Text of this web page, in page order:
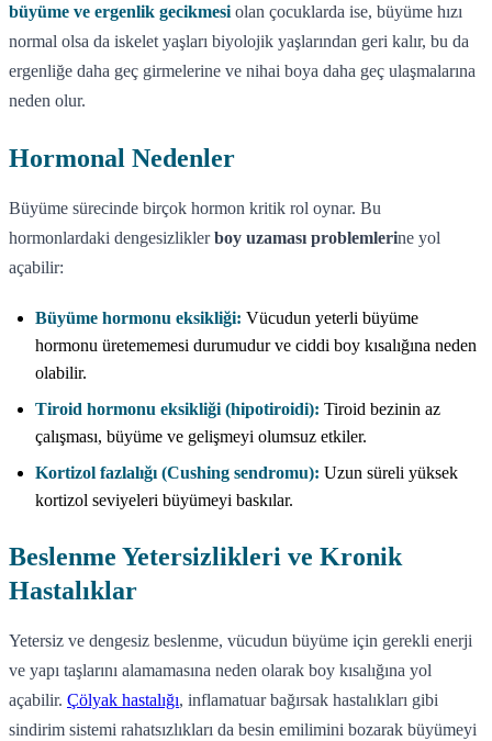
büyüme ve ergenlik gecikmesi olan çocuklarda ise, büyüme hızı
normal olsa da iskelet yaşları biyolojik yaşlarından geri kalır, bu da
ergenliğe daha geç girmelerine ve nihai boya daha geç ulaşmalarına
neden olur.
Hormonal Nedenler
Büyüme sürecinde birçok hormon kritik rol oynar. Bu
hormonlardaki dengesizliklerboy uzaması problemlerine yol
açabilir:
Büyüme hormonu eksikliği: Vücudun yeterli büyüme
hormonu üretememesi durumudur ve ciddi boy kısalığına neden
olabilir.
Tiroid hormonu eksikliği (hipotiroidi): Tiroid bezinin az
çalışması, büyüme ve gelişmeyi olumsuz etkiler.
Kortizol fazlalığı (Cushing sendromu): Uzun süreli yüksek
kortizol seviyeleri büyümeyi baskılar.
Beslenme Yetersizlikleri ve Kronik
Hastalıklar
Yetersiz ve dengesiz beslenme, vücudun büyüme için gerekli enerji
ve yapı taşlarını alamamasına neden olarak boy kısalığına yol
açabilir. Çölyak hastalığı, inflamatuar bağırsak hastalıkları gibi
sindirim sistemi rahatsızlıkları da besin emilimini bozarak büyümeyi